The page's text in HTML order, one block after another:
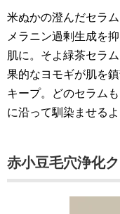
米ぬかの澄んだセラ
メラニン過剰生成を
肌に。そよ緑茶セラ
果的なヨモギが肌を
キープ。どのセラム
に沿って馴染ませるよ
赤小豆毛穴浄化